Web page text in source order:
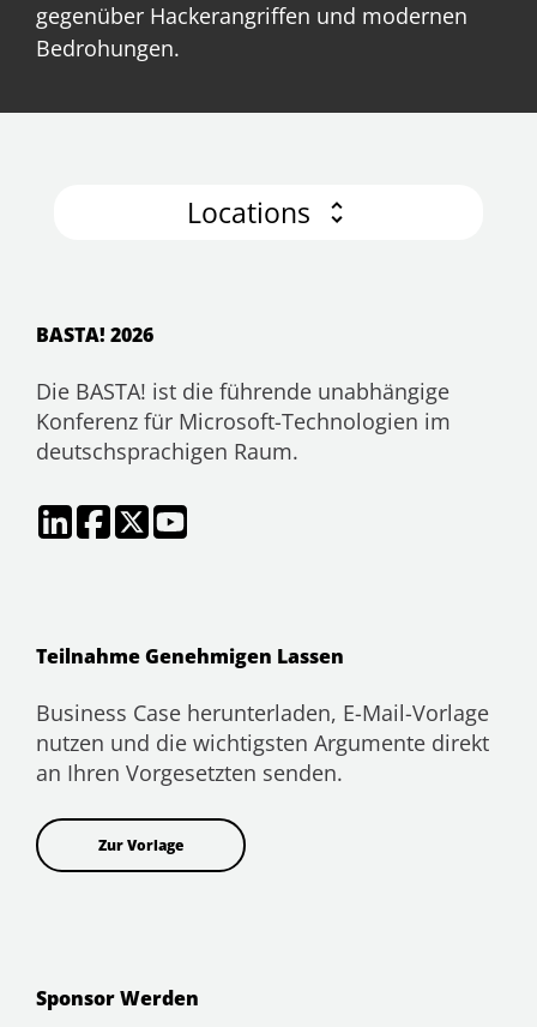
gegenüber Hackerangriffen und modernen
Bedrohungen.
Locations
BASTA! 2026
Die BASTA! ist die führende unabhängige
Konferenz für Microsoft-Technologien im
deutschsprachigen Raum.
Teilnahme Genehmigen Lassen
Business Case herunterladen, E-Mail-Vorlage
nutzen und die wichtigsten Argumente direkt
an Ihren Vorgesetzten senden.
Zur Vorlage
Sponsor Werden